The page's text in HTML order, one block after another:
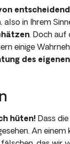
also in Ihrem
. Doch auf
einige
des eigenen
hüten! Dass
An einem